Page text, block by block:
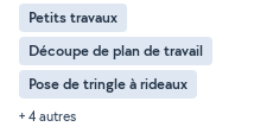
Petits travaux
Découpe de plan de travail
Pose de tringle à rideaux
+ 4 autres